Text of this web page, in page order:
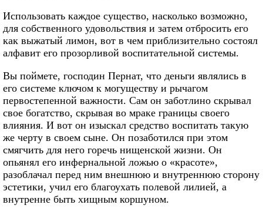
Использовать каждое существо, насколько возможно,
для собственного удовольствия и затем отбросить его
как выжатый лимон, вот в чем приблизительно состоял
алфавит его прозорливой воспитательной системы.
Вы поймете, господин Пернат, что деньги являлись в
его системе ключом к могуществу и рычагом
первостепенной важности. Сам он заботлино скрывал
свое богатство, скрывая во мраке границы своего
влияния. И вот он изыскал средство воспитать такую
же черту в своем сыне. Он позаботился при этом
смягчить для него горечь нищенской жизни. Он
опьянял его инфернальной ложью о «красоте»,
разоблачал перед ним внешнюю и внутреннюю сторону
эстетики, учил его благоухать полевой лилией, а
внутренне быть хищным коршуном.